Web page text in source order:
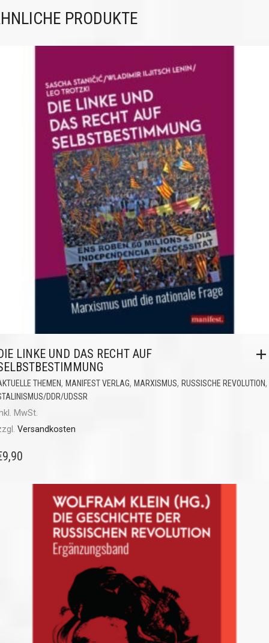
PRODUKTE
LINKE UND DAS RECHT AUF
THEMEN, MANIFEST VERLAG, MARXISMUS, RUSSISCHE REVOLUTION,
DDR/UDSSR
MwSt.
Versandkosten
9,90